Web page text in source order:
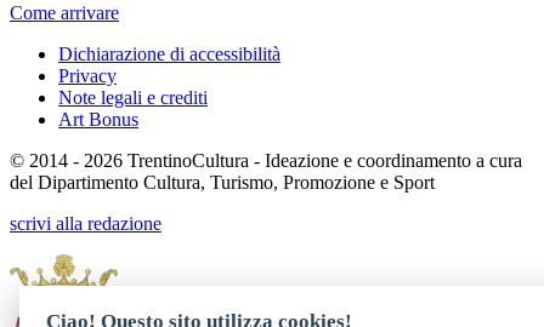
Come arrivare
Dichiarazione di accessibilità
Privacy
Note legali e crediti
Art Bonus
© 2014 - 2026 TrentinoCultura - Ideazione e coordinamento a cura
del Dipartimento Cultura, Turismo, Promozione e Sport
scrivi alla redazione
Ciao! Questo sito utilizza cookies!